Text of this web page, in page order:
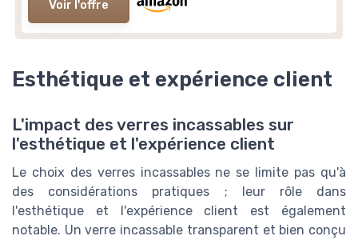
Voir l'offre
Esthétique et expérience client
L'impact des verres incassables sur
l'esthétique et l'expérience client
Le choix des verres incassables ne se limite pas qu'à
des considérations pratiques ; leur rôle dans
l'esthétique et l'expérience client est également
notable. Un verre incassable transparent et bien conçu